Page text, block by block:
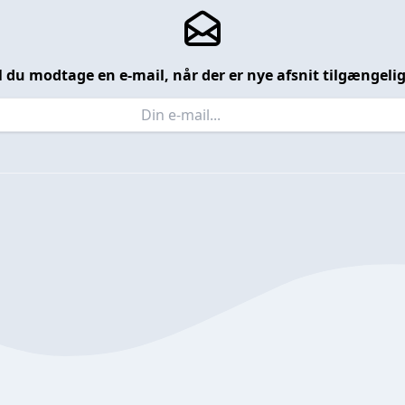
du modtage en e-mail, når der er nye afsnit